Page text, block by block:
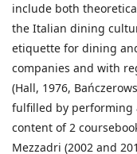
include both
the Italian dining
etiquette for dining
companies and with
(Hall, 1976,
fulfilled by performing
content of 2
Mezzadri (2002 and